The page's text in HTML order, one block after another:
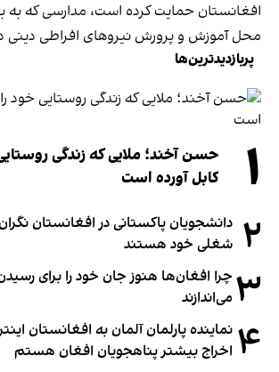
افغانستان حمایت کرده است، مدارسی که به
محل آموزش و پرورش نیروهای افراطی دینی
پربازدیدترین‌ها
۱
حسن آخند؛ ملایی که زندگی
کابل آورده است
۲ دانشجویان پاکستانی در افغانستان
شغلی خود هستند
۳ چرا افغان‌ها هنوز جان خود را برای
می‌اندازند
۴ نماینده پارلمان آلمان به افغانستان
اخراج بیشتر پناهجویان افغان هستم